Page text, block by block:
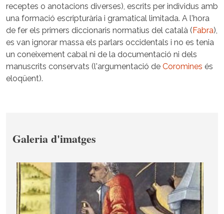
receptes o anotacions diverses), escrits per individus amb
una formació escripturària i gramatical limitada. A l'hora
de fer els primers diccionaris normatius del català ( Fabra),
es van ignorar massa els parlars occidentals i no es tenia
un coneixement cabal ni de la documentació ni dels
manuscrits conservats (l'argumentació de Coromines és
eloqüent).
Galeria d'imatges
Image